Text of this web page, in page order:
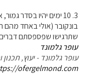
בונקובר (אולי באחד מהם
שתרגישו שפספסתם דברים
עופר גלמונד
עופר גלמונד - יעוץ,
ofergelmond.com/